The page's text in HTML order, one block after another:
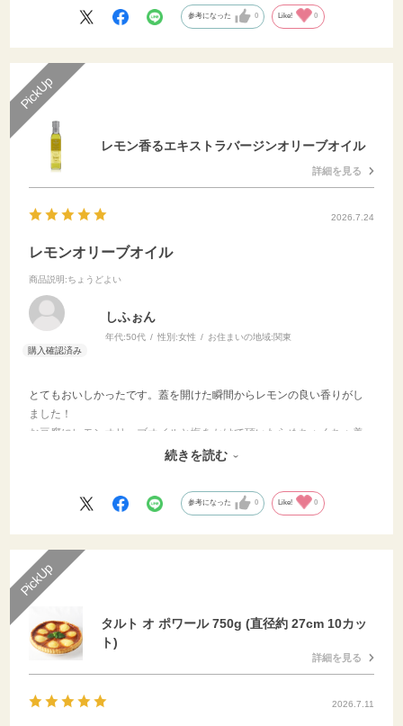
参考になった 0 Like! 0
レモン香るエキストラバージンオリーブオイル
詳細を見る
2026.7.24
レモンオリーブオイル
商品説明 :ちょうどよい
しふぉん
年代:50代 性別:女性 お住まいの地域:関東
とてもおいしかったです。蓋を開けた瞬間からレモンの良い香りがし
ました！
お豆腐にレモンオリーブオイルと塩をかけて頂いたらめちゃくちゃ美
続きを読む
参考になった 0 Like! 0
タルト オ ポワール 750g (直径約 27cm 10カッ
ト)
詳細を見る
2026.7.11